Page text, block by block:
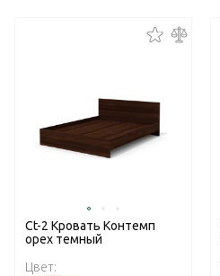
Ct-2 Кровать Контемп
орех темный
Цвет: